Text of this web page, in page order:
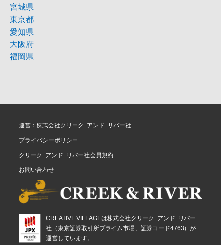
宮城県
東京都
愛知県
大阪府
福岡県
運営：株式会社クリーク･アンド･リバー社
プライバシーポリシー
クリーク･アンド･リバー社会員規約
お問い合わせ
CREATIVE VILLAGEは株式会社クリーク･アンド･リバー
社（東京証券取引所プライム市場、証券コード4763）が
運営しています。